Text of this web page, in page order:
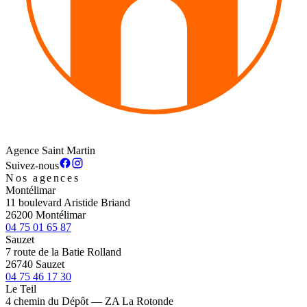
Agence Saint Martin
Suivez-nous
Nos agences
Montélimar
11 boulevard Aristide Briand
26200 Montélimar
04 75 01 65 87
Sauzet
7 route de la Batie Rolland
26740 Sauzet
04 75 46 17 30
Le Teil
4 chemin du Dépôt — ZA La Rotonde